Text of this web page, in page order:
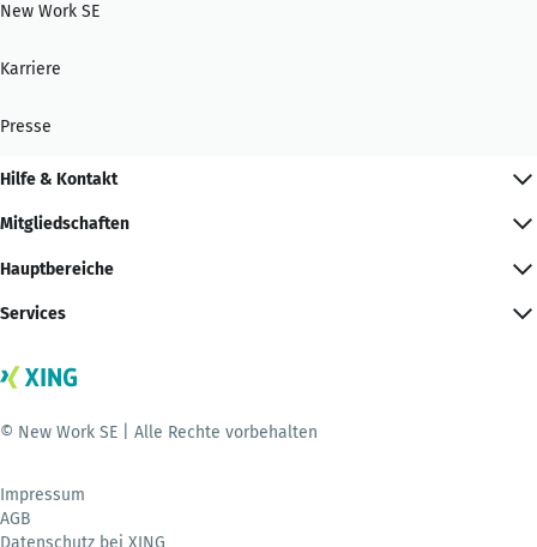
New Work SE
Karriere
Presse
Hilfe & Kontakt
Mitgliedschaften
Hauptbereiche
Services
© New Work SE | Alle Rechte vorbehalten
Impressum
AGB
Datenschutz bei XING